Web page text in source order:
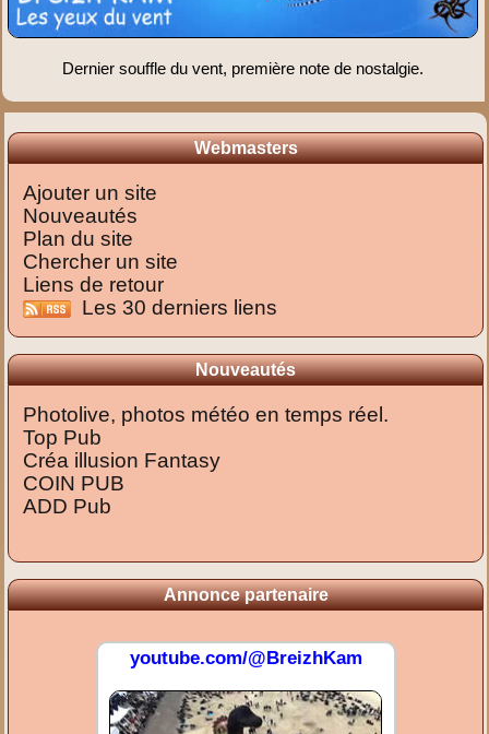
Dernier souffle du vent, première note de nostalgie.
Webmasters
Ajouter un site
Nouveautés
Plan du site
Chercher un site
Liens de retour
Les 30 derniers liens
Nouveautés
Photolive, photos météo en temps réel.
Top Pub
Créa illusion Fantasy
COIN PUB
ADD Pub
Annonce partenaire
youtube.com/@BreizhKam